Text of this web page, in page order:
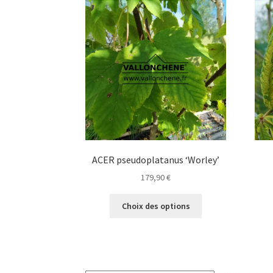
Les
options
peuvent
être
choisies
sur
la
page
du
produit
ACER pseudoplatanus ‘Worley’
179,90€
Choix des options